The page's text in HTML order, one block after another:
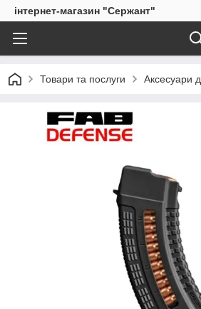
інтернет-магазин "Сержант"
Товари та послуги Аксесуари